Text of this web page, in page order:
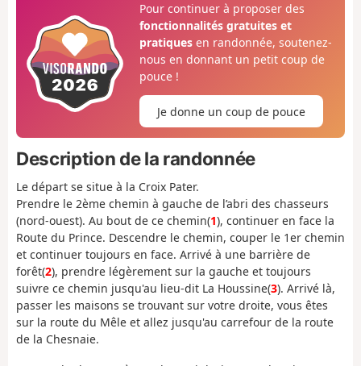
Pour continuer à proposer des
fonctionnalités gratuites et
pratiquesen randonnée, soutenez-
nous en donnant un petit coup de
pouce !
Je donne un coup de pouce
Description de la randonnée
Le départ se situe à la Croix Pater.
Prendre le 2ème chemin à gauche de l’abri des chasseurs
(nord-ouest). Au bout de ce chemin(1), continuer en face la
Route du Prince. Descendre le chemin, couper le 1er chemin
et continuer toujours en face. Arrivé à une barrière de
forêt(2), prendre légèrement sur la gauche et toujours
suivre ce chemin jusqu'au lieu-dit La Houssine(3). Arrivé là,
passer les maisons se trouvant sur votre droite, vous êtes
sur la route du Mêle et allez jusqu'au carrefour de la route
de la Chesnaie.